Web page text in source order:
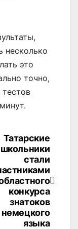
несколько
это
точно,
Татарские
школьники
стали
конкурса
знатоков
немецкого
языка